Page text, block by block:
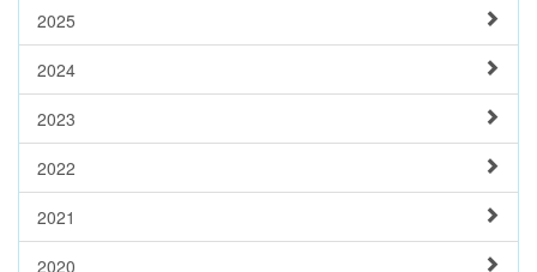
2025
2024
2023
2022
2021
2020